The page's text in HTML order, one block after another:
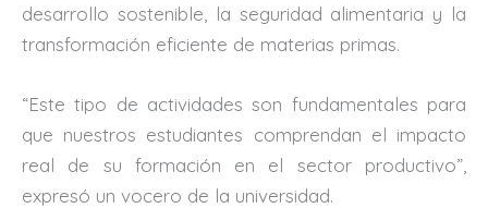
desarrollo sostenible, la seguridad alimentaria y la
transformación eficiente de materias primas.
“Este tipo de actividades son fundamentales para
que nuestros estudiantes comprendan el impacto
real de su formación en el sector productivo”,
expresó un vocero de la universidad.